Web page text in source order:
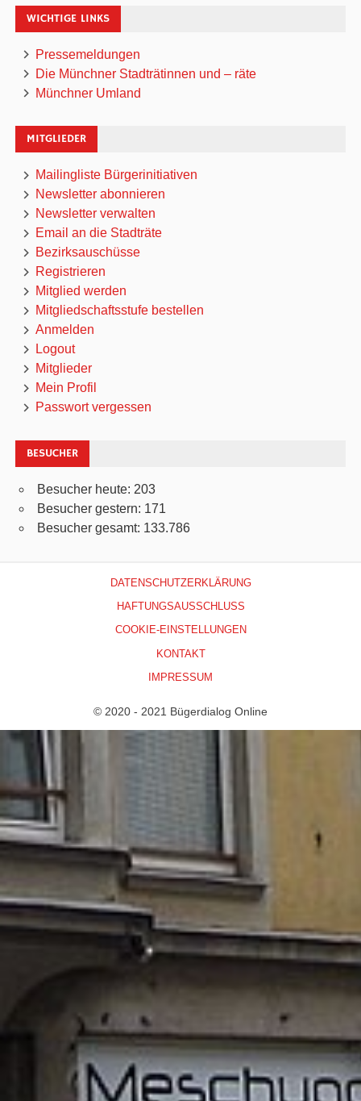
WICHTIGE LINKS
Pressemeldungen
Die Münchner Stadträtinnen und – räte
Münchner Umland
MITGLIEDER
Mailingliste Bürgerinitiativen
Newsletter abonnieren
Newsletter verwalten
Email an die Stadträte
Bezirksauschüsse
Registrieren
Mitglied werden
Mitgliedschaftsstufe bestellen
Anmelden
Logout
Mitglieder
Mein Profil
Passwort vergessen
BESUCHER
Besucher heute: 203
Besucher gestern: 171
Besucher gesamt: 133.786
DATENSCHUTZERKLÄRUNG
HAFTUNGSAUSSCHLUSS
COOKIE-EINSTELLUNGEN
KONTAKT
IMPRESSUM
© 2020 - 2021 Bügerdialog Online